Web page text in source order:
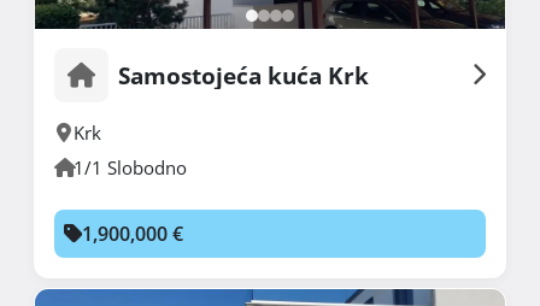
Samostojeća kuća Krk
Krk
1/1 Slobodno
1,900,000 €